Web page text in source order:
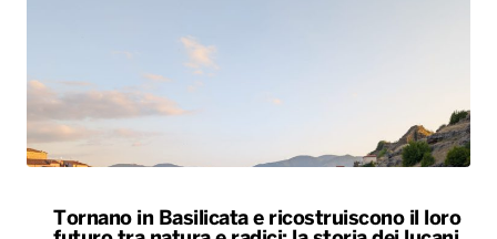
Tornano in Basilicata e ricostruiscono il loro